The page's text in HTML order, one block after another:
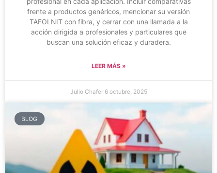
frente a productos genéricos, mencionar su versión
TAFOLNIT con fibra, y cerrar con una llamada a la
acción dirigida a profesionales y particulares que
buscan una solución eficaz y duradera.
LEER MÁS »
Julio Chafer 6 octubre, 2025
BLOG